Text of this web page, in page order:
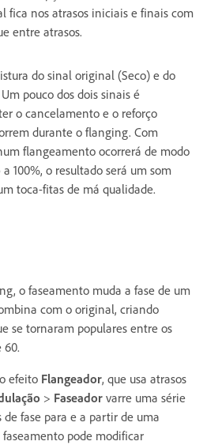
fica nos atrasos iniciais e finais com
entre atrasos.
do sinal original (Seco) e do
pouco dos dois sinais é
o cancelamento e o reforço
durante o flanging. Com
flangeamento ocorrerá de modo
a 100%, o resultado será um som
toca-fitas de má qualidade.
o faseamento muda a fase de um
com o original, criando
se tornaram populares entre os
60.
efeito Flangeador, que usa atrasos
> Faseador varre uma série
de fase para e a partir de uma
pode modificar